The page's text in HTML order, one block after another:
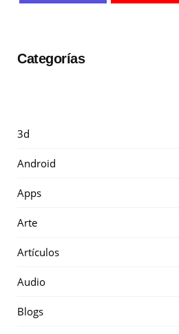
Categorías
3d
Android
Apps
Arte
Artículos
Audio
Blogs